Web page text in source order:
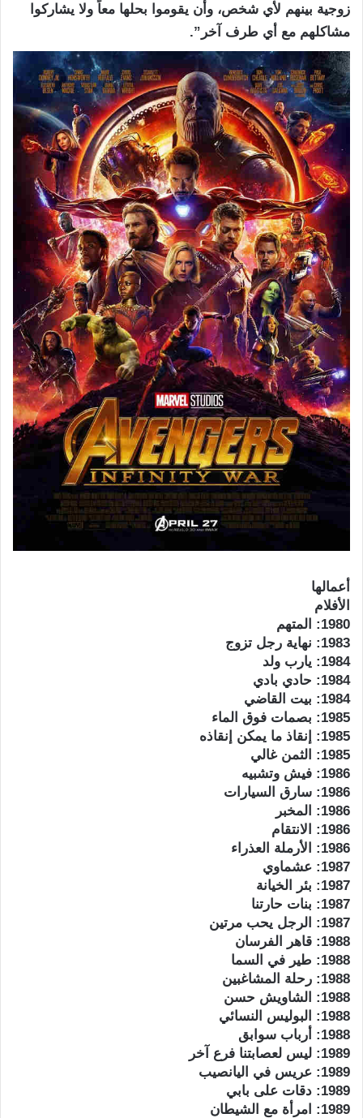
زوجية بينهم لأي شخص، وأن يقوموا بحلها معاً ولا يشاركوا
مشاكلهم مع أي طرف آخر”.
أعمالها
الأفلام
1980: المتهم
1983: نهاية رجل تزوج
1984: يارب ولد
1984: حادي بادي
1984: بيت القاضي
1985: بصمات فوق الماء
1985: إنقاذ ما يمكن إنقاذه
1985: الثمن غالي
1986: فيش وتشبيه
1986: سارق السيارات
1986: المخبر
1986: الانتقام
1986: الأرملة العذراء
1987: عشماوي
1987: بئر الخيانة
1987: بنات حارتنا
1987: الرجل يحب مرتين
1988: قاهر الفرسان
1988: طير في السما
1988: رحلة المشاغبين
1988: الشاويش حسن
1988: البوليس النسائي
1988: أرباب سوابق
1989: ليس لعصابتنا فرع آخر
1989: عريس في اليانصيب
1989: دقات على بابي
1989: امرأة مع الشيطان